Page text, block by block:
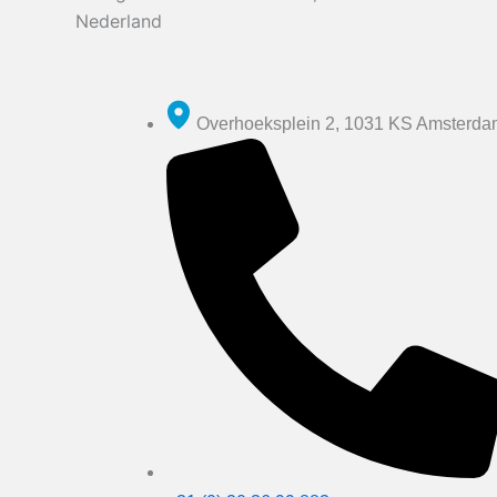
Nederland
Overhoeksplein 2, 1031 KS